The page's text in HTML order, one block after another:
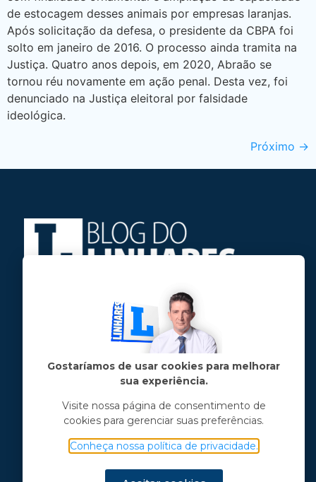
de estocagem desses animais por empresas laranjas.
Após solicitação da defesa, o presidente da CBPA foi
solto em janeiro de 2016. O processo ainda tramita na
Justiça. Quatro anos depois, em 2020, Abraão se
tornou réu novamente em ação penal. Desta vez, foi
denunciado na Justiça eleitoral por falsidade
ideológica.
Próximo →
Jose Linhares Jr é maranhense.
Formado em Jornalismo, estudou filosofia
e tem pós-graduações em ciência política
e marketing político.
Menu principal
Notícias
Opinião
Gostaríamos de usar cookies para melhorar
sua experiência.
Visite nossa página de consentimento de
cookies para gerenciar suas preferências.
Conheça nossa política de privacidade.